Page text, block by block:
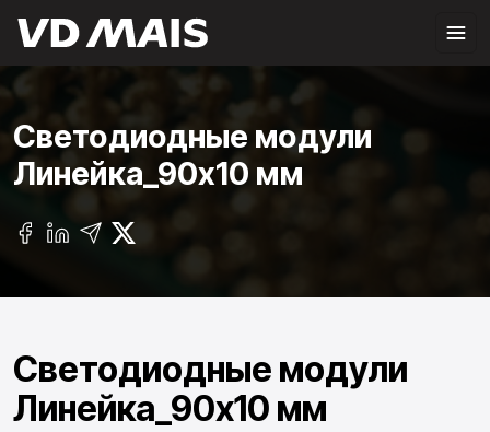
Светодиодные модули
Линейка_90х10 мм
Светодиодные модули
Линейка_90х10 мм